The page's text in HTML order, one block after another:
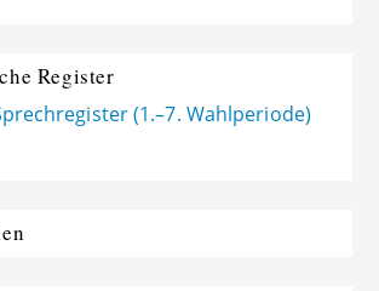
Register
(1.–7. Wahlperiode)